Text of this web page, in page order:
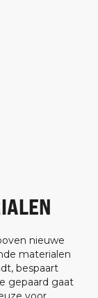
nieuwe
materialen
bespaart
gepaard gaat